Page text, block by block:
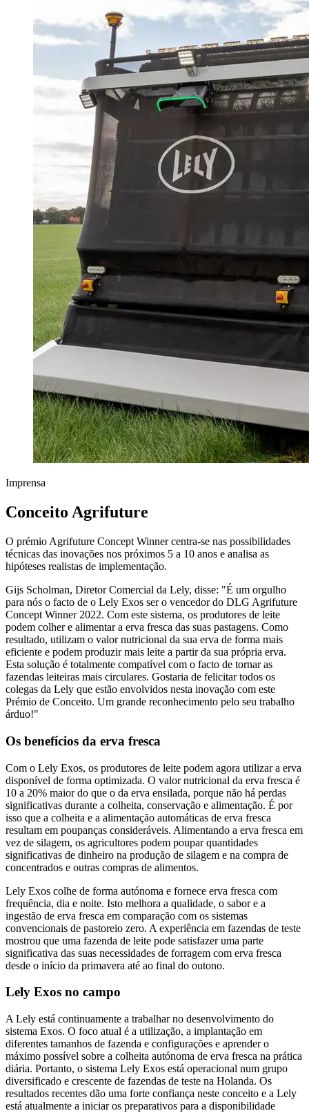
Imprensa
Conceito Agrifuture
O prémio Agrifuture Concept Winner centra-se nas possibilidades
técnicas das inovações nos próximos 5 a 10 anos e analisa as
hipóteses realistas de implementação.
Gijs Scholman, Diretor Comercial da Lely, disse: "É um orgulho
para nós o facto de o Lely Exos ser o vencedor do DLG Agrifuture
Concept Winner 2022. Com este sistema, os produtores de leite
podem colher e alimentar a erva fresca das suas pastagens. Como
resultado, utilizam o valor nutricional da sua erva de forma mais
eficiente e podem produzir mais leite a partir da sua própria erva.
Esta solução é totalmente compatível com o facto de tornar as
fazendas leiteiras mais circulares. Gostaria de felicitar todos os
colegas da Lely que estão envolvidos nesta inovação com este
Prémio de Conceito. Um grande reconhecimento pelo seu trabalho
árduo!"
Os benefícios da erva fresca
Com o Lely Exos, os produtores de leite podem agora utilizar a erva
disponível de forma optimizada. O valor nutricional da erva fresca é
10 a 20% maior do que o da erva ensilada, porque não há perdas
significativas durante a colheita, conservação e alimentação. É por
isso que a colheita e a alimentação automáticas de erva fresca
resultam em poupanças consideráveis. Alimentando a erva fresca em
vez de silagem, os agricultores podem poupar quantidades
significativas de dinheiro na produção de silagem e na compra de
concentrados e outras compras de alimentos.
Lely Exos colhe de forma autónoma e fornece erva fresca com
frequência, dia e noite. Isto melhora a qualidade, o sabor e a
ingestão de erva fresca em comparação com os sistemas
convencionais de pastoreio zero. A experiência em fazendas de teste
mostrou que uma fazenda de leite pode satisfazer uma parte
significativa das suas necessidades de forragem com erva fresca
desde o início da primavera até ao final do outono.
Lely Exos no campo
A Lely está continuamente a trabalhar no desenvolvimento do
sistema Exos. O foco atual é a utilização, a implantação em
diferentes tamanhos de fazenda e configurações e aprender o
máximo possível sobre a colheita autónoma de erva fresca na prática
diária. Portanto, o sistema Lely Exos está operacional num grupo
diversificado e crescente de fazendas de teste na Holanda. Os
resultados recentes dão uma forte confiança neste conceito e a Lely
está atualmente a iniciar os preparativos para a disponibilidade